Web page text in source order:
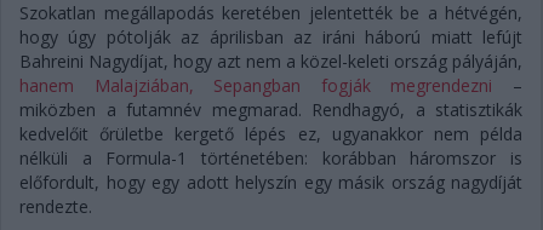
Szokatlan megállapodás keretében jelentették be a hétvégén,
hogy úgy pótolják az áprilisban az iráni háború miatt lefújt
Bahreini Nagydíjat, hogy azt nem a közel-keleti ország pályáján,
hanem Malajziában, Sepangban fogják megrendezni –
miközben a futamnév megmarad. Rendhagyó, a statisztikák
kedvelőit őrületbe kergető lépés ez, ugyanakkor nem példa
nélküli a Formula-1 történetében: korábban háromszor is
előfordult, hogy egy adott helyszín egy másik ország nagydíját
rendezte.